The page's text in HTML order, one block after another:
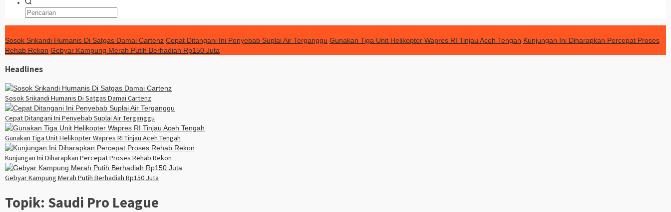
Sosok Srikandi Humanis Di Satgas Damai Cartenz Cepat Ditangani Ini Penyebab Suplai Air Terganggu Gunakan Tiga Unit Helikopter Wapres RI Tinjau Aceh Tengah Kunjungan Ini Diharapkan Percepat Proses
Rehab Rekon Gebyar Kampung Merah Putih Berhadiah Rp150 Juta
Headlines
Sosok Srikandi Humanis Di Satgas Damai Cartenz
Cepat Ditangani Ini Penyebab Suplai Air Terganggu
Gunakan Tiga Unit Helikopter Wapres RI Tinjau Aceh Tengah
Kunjungan Ini Diharapkan Percepat Proses Rehab Rekon
Gebyar Kampung Merah Putih Berhadiah Rp150 Juta
Topik: Saudi Pro League